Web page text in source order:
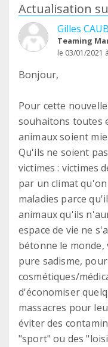
Actualisation
Gilles
Teaming
le 03/01/2021
Bonjour,
Pour cette
souhaitons toutes
animaux soient
Qu'ils ne soient
victimes : victimes
par un climat
maladies parce
animaux qu'ils
espace de vie ne
bétonne le
pure sadisme,
cosmétiques/
d'économiser
massacres pour
éviter des
"sport" ou des